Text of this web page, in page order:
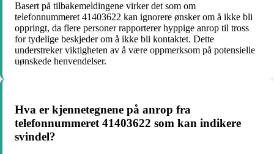
Basert på tilbakemeldingene virker det som om
telefonnummeret 41403622 kan ignorere ønsker om å ikke bli
oppringt, da flere personer rapporterer hyppige anrop til tross
for tydelige beskjeder om å ikke bli kontaktet. Dette
understreker viktigheten av å være oppmerksom på potensielle
uønskede henvendelser.
Hva er kjennetegnene på anrop fra
telefonnummeret 41403622 som kan indikere
svindel?